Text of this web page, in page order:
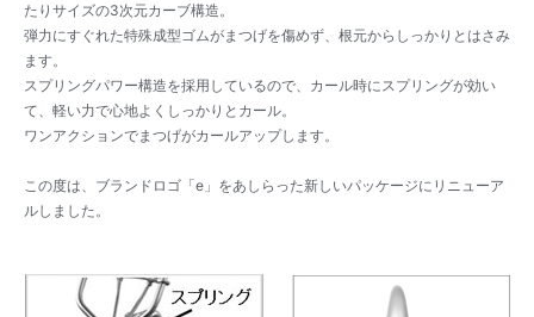
たりサイズの3次元カーブ構造。
弾力にすぐれた特殊成型ゴムがまつげを傷めず、根元からしっかりとはさみ
ます。
スプリングパワー構造を採用しているので、カール時にスプリングが効い
て、軽い力で心地よくしっかりとカール。
ワンアクションでまつげがカールアップします。
この度は、ブランドロゴ「e」をあしらった新しいパッケージにリニューア
ルしました。